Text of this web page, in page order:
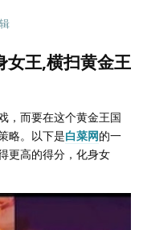
女王,横扫黄金王
，而要在这个黄金王国
略。以下是白菜网的一
更高的得分，化身女